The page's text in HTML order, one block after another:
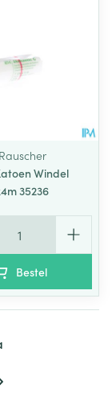
Windel
35236
Bestel